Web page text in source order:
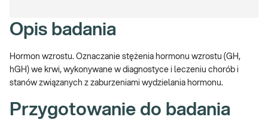
Opis badania
Hormon wzrostu. Oznaczanie stężenia hormonu wzrostu (GH,
hGH) we krwi, wykonywane w diagnostyce i leczeniu chorób i
stanów związanych z zaburzeniami wydzielania hormonu.
Przygotowanie do badania